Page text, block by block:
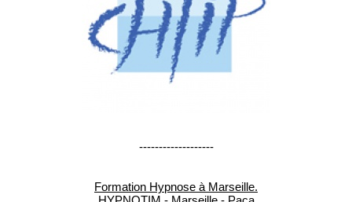
-------------------
Formation Hypnose à Marseille.